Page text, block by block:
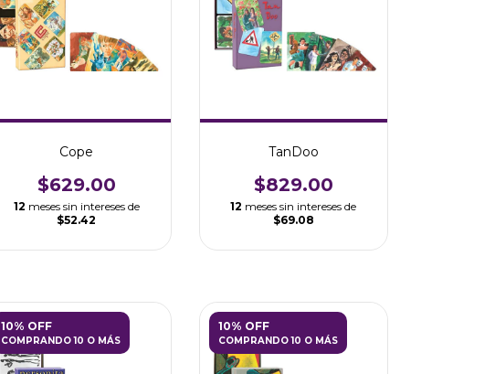
Cope
$629.00
12 meses sin intereses de
$52.42
TanDoo
$829.00
12 meses sin intereses de
$69.08
10% OFF
COMPRANDO 10 O MÁS
10% OFF
COMPRANDO 10 O MÁS